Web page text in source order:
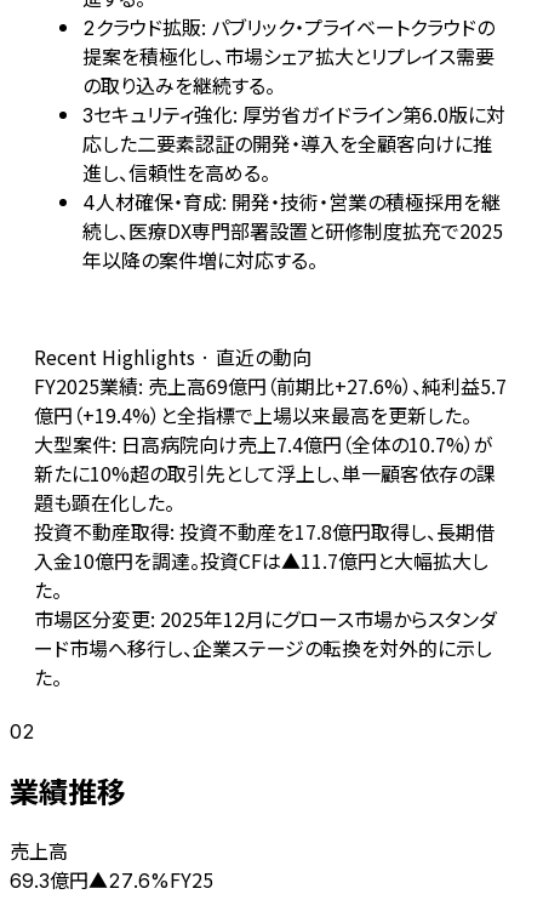
2クラウド拡販: パブリック・プライベートクラウドの
提案を積極化し、市場シェア拡大とリプレイス需要
の取り込みを継続する。
3セキュリティ強化: 厚労省ガイドライン第6.0版に対
応した二要素認証の開発・導入を全顧客向けに推
進し、信頼性を高める。
4人材確保・育成: 開発・技術・営業の積極採用を継
続し、医療DX専門部署設置と研修制度拡充で2025
年以降の案件増に対応する。
Recent Highlights · 直近の動向
FY2025業績: 売上高69億円（前期比+27.6%）、純利益5.7
億円（+19.4%）と全指標で上場以来最高を更新した。
大型案件: 日高病院向け売上7.4億円（全体の10.7%）が
新たに10%超の取引先として浮上し、単一顧客依存の課
題も顕在化した。
投資不動産取得: 投資不動産を17.8億円取得し、長期借
入金10億円を調達。投資CFは▲11.7億円と大幅拡大し
た。
市場区分変更: 2025年12月にグロース市場からスタンダ
ード市場へ移行し、企業ステージの転換を対外的に示し
た。
02
業績推移
売上高
69.3億円▲27.6%FY25